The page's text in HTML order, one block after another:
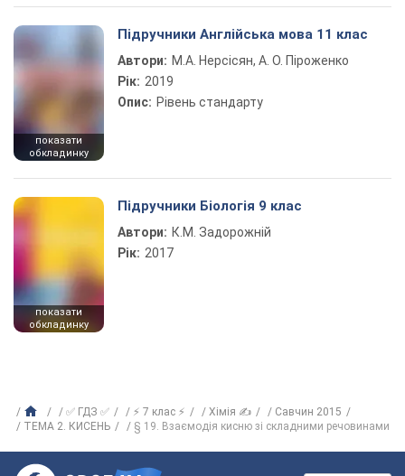
показати
обкладинку
Підручники Англійська мова 11 клас
Автори: М.А. Нерсісян, А. О. Піроженко
Рік: 2019
Опис: Рівень стандарту
показати
обкладинку
Підручники Біологія 9 клас
Автори: К.М. Задорожній
Рік: 2017
✅ ГДЗ ✅ ⚡ 7 клас ⚡ Хімія ✍
Савчин 2015
ТЕМА 2. КИСЕНЬ
§ 19. Взаємодія кисню зі складними речовинами